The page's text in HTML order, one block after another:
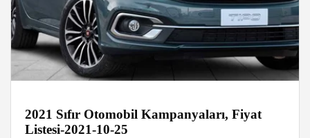
2021 Sıfır Otomobil Kampanyaları, Fiyat
Listesi-2021-10-25